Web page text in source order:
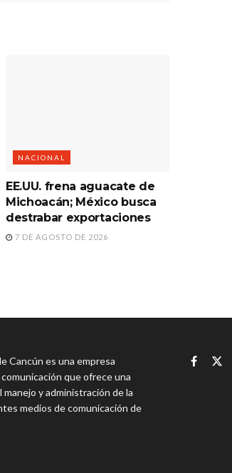
NACIONAL
EE.UU. frena aguacate de
Michoacán; México busca
destrabar exportaciones
7 DE AGOSTO DE 2026
Cancún es una empresa
que ofrece una
y administración de la
medios de comunicación de